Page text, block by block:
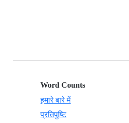
Word Counts
हमारे बारे में
प्रतिपुष्टि